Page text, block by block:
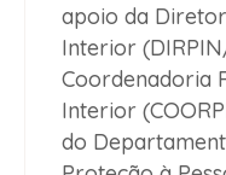
apoio da
Interior
Coordenadoria
Interior
do